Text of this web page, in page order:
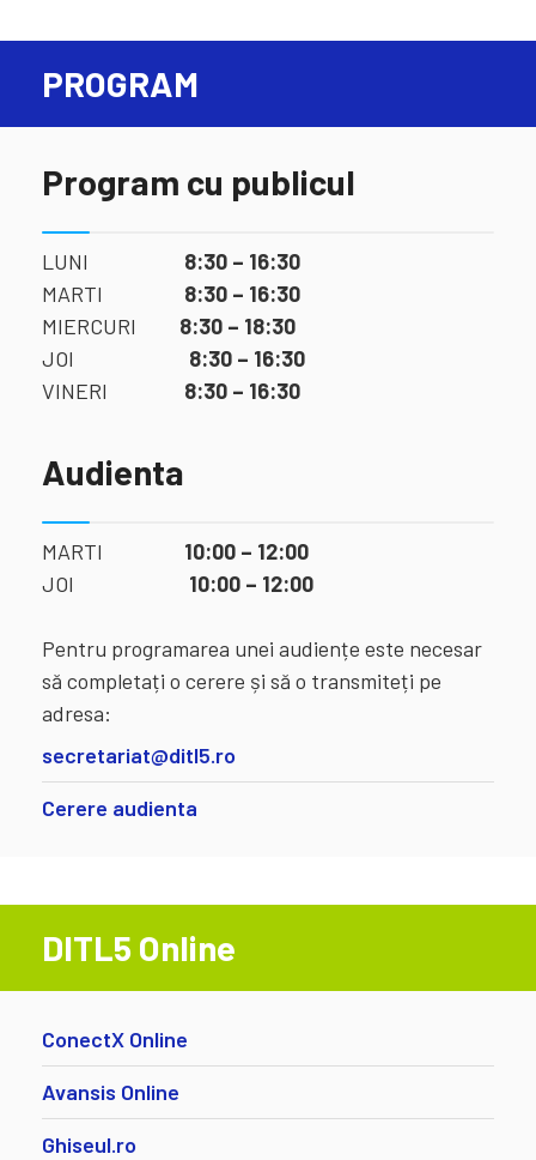
PROGRAM
Program cu publicul
LUNI 8:30 – 16:30
MARTI 8:30 – 16:30
MIERCURI 8:30 – 18:30
JOI 8:30 – 16:30
VINERI 8:30 – 16:30
Audienta
MARTI 10:00 – 12:00
JOI 10:00 – 12:00
Pentru programarea unei audiențe este necesar
să completați o cerere și să o transmiteți pe
adresa:
secretariat@ditl5.ro
Cerere audienta
DITL5 Online
ConectX Online
Avansis Online
Ghiseul.ro